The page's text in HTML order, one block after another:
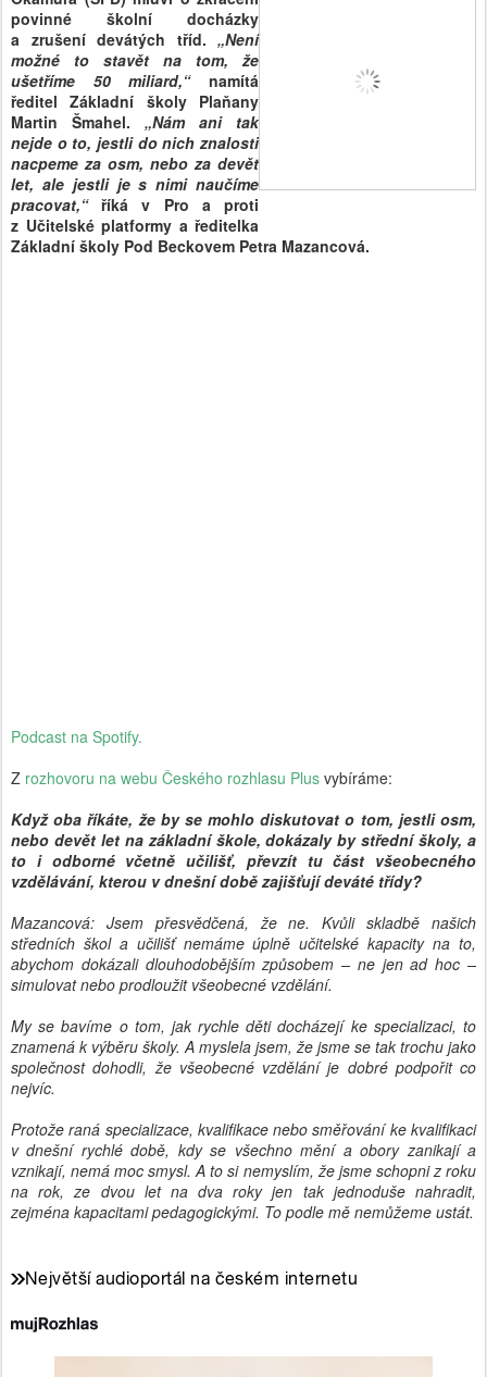
povinné školní docházky
a zrušení devátých tříd. „Není
možné to stavět na tom, že
ušetříme 50 miliard,“namítá
ředitel Základní školy Plaňany
Martin Šmahel. „Nám ani tak
nejde o to, jestli do nich znalosti
nacpeme za osm, nebo za devět
let, ale jestli je s nimi naučíme
pracovat,“říká v Pro a proti
z Učitelské platformy a ředitelka
Základní školy Pod Beckovem Petra Mazancová.
Podcast na Spotify.
Z rozhovoru na webu Českého rozhlasu Plus vybíráme:
Když oba říkáte, že by se mohlo diskutovat o tom, jestli osm,
nebo devět let na základní škole, dokázaly by střední školy, a
to i odborné včetně učilišť, převzít tu část všeobecného
vzdělávání, kterou v dnešní době zajišťují deváté třídy?
Mazancová: Jsem přesvědčená, že ne. Kvůli skladbě našich
středních škol a učilišť nemáme úplně učitelské kapacity na to,
abychom dokázali dlouhodobějším způsobem – ne jen ad hoc –
simulovat nebo prodloužit všeobecné vzdělání.
My se bavíme o tom, jak rychle děti docházejí ke specializaci, to
znamená k výběru školy. A myslela jsem, že jsme se tak trochu jako
společnost dohodli, že všeobecné vzdělání je dobré podpořit co
nejvíc.
Protože raná specializace, kvalifikace nebo směřování ke kvalifikaci
v dnešní rychlé době, kdy se všechno mění a obory zanikají a
vznikají, nemá moc smysl. A to si nemyslím, že jsme schopni z roku
na rok, ze dvou let na dva roky jen tak jednoduše nahradit,
zejména kapacitami pedagogickými. To podle mě nemůžeme ustát.